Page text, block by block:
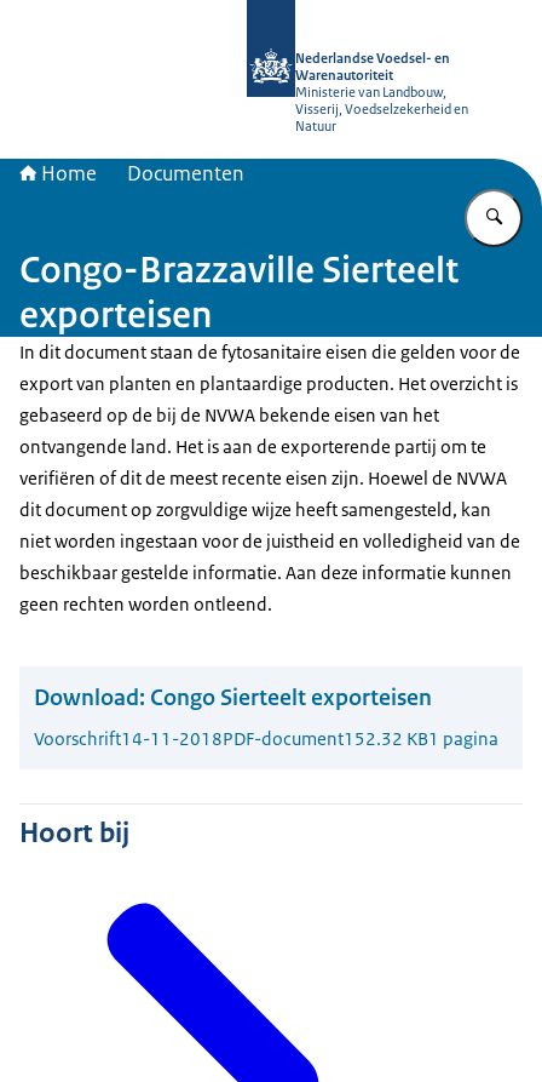
Nederlandse Voedsel- en
Warenautoriteit
Ministerie van Landbouw,
Visserij, Voedselzekerheid en
Natuur
Home Documenten
Congo-Brazzaville Sierteelt
exporteisen
In dit document staan de fytosanitaire eisen die gelden voor de
export van planten en plantaardige producten. Het overzicht is
gebaseerd op de bij de NVWA bekende eisen van het
ontvangende land. Het is aan de exporterende partij om te
verifiëren of dit de meest recente eisen zijn. Hoewel de NVWA
dit document op zorgvuldige wijze heeft samengesteld, kan
niet worden ingestaan voor de juistheid en volledigheid van de
beschikbaar gestelde informatie. Aan deze informatie kunnen
geen rechten worden ontleend.
Download: Congo Sierteelt exporteisen
Voorschrift14-11-2018PDF-document152.32 KB1 pagina
Hoort bij